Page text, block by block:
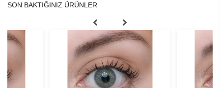
SON BAKTIĞINIZ ÜRÜNLER